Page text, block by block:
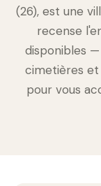
(26), est une
recense
disponibles
cimetières et
pour vous